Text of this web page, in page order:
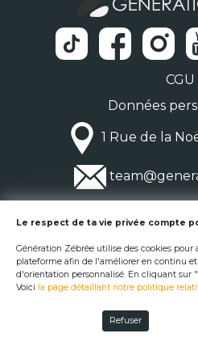
CGU
Données
1 Rue de la
© Génération
Le respect de ta vie privée compte
Génération Zébrée utilise des cookies
plateforme afin de l'améliorer en continu
d'orientation personnalisé. En cliquant sur
Voici la page détaillant notre politique
Refuser